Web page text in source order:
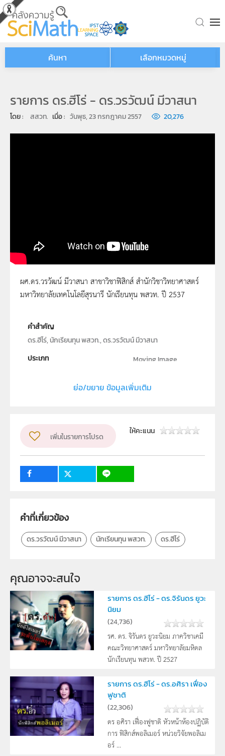
Skip to main content
ค้นหา เลือกหมวดหมู่
รายการ ดร.ฮีโร่ - ดร.วรวัฒน์ มีวาสนา
โดย : สสวท. เมื่อ : วันพุธ, 23 กรกฎาคม 2557 20,276
ผศ.ดร.วรวัฒน์ มีวาสนา
ผศ.ดร.วรวัฒน์ มีวาสนา สาขาวิชาฟิสิกส์ สำนักวิชาวิทยาศาสตร์
มหาวิทยาลัยเทคโนโลยีสุรนารี นักเรียนทุน พสวท. ปี 2537
คำสำคัญ
ดร.ฮีโร่, นักเรียนทุน พสวท., ดร.วรวัฒน์ มีวาสนา
ประเภท
Moving Image
สถาบันส่งเสริมการสอนวิทยาศาสตร์และเทคโนโลยี
กลุ่มเป้าหมาย
ครู, นักเรียน, บุคคลทั่วไป
ย่อ/ขยาย ข้อมูลเพิ่มเติม
เพิ่มในรายการโปรด
ให้คะแนน
คำที่เกี่ยวข้อง
ดร.วรวัฒน์ มีวาสนา นักเรียนทุน พสวท. ดร.ฮีโร่
คุณอาจจะสนใจ
รายการ ดร.ฮีโร่ - ดร.จิรันดร ยูวะ
นิยม
(24,736)
รศ. ดร. จิรันดร ยูวะนิยม ภาควิชาเคมี
คณะวิทยาศาสตร์ มหาวิทยาลัยมหิดล
นักเรียนทุน พสวท. ปี 2527
รายการ ดร.ฮีโร่ - ดร.อศิรา เฟื่อง
ฟูชาติ
(22,306)
ดร อศิรา เฟื่องฟูชาติ หัวหน้าห้องปฏิบัติ
การ ฟิสิกส์พอลิเมอร์ หน่วยวิจัยพอลิเม
อร์ ...